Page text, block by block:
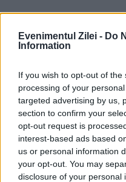
Evenimentul Zilei - Do
Information
If you wish to opt-out of
processing of your
targeted advertising by us,
section to confirm your
opt-out request is
interest-based ads based
us or personal information
your opt-out. You may
disclosure of your personal
PSD cere activarea